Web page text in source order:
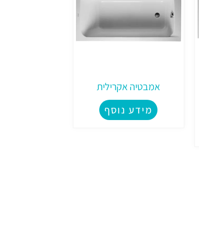
אמבטיה אקרילית
מידע נוסף